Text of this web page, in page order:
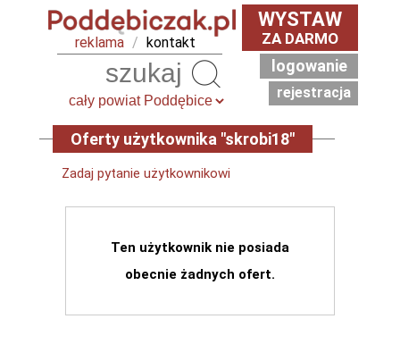
reklama / kontakt
WYSTAW
ZA DARMO
logowanie
rejestracja
Oferty użytkownika "skrobi18"
Zadaj pytanie użytkownikowi
Ten użytkownik nie posiada
obecnie żadnych ofert.